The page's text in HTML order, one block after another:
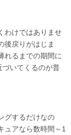
わけではありませ
後戻りがはじま
れるまでの期間に
づいてくるのが普
グするだけなの
ュアなら数時間～1